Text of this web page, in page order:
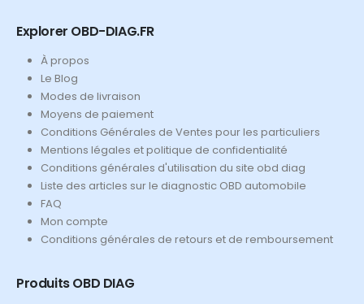
Explorer OBD-DIAG.FR
À propos
Le Blog
Modes de livraison
Moyens de paiement
Conditions Générales de Ventes pour les particuliers
Mentions légales et politique de confidentialité
Conditions générales d'utilisation du site obd diag
Liste des articles sur le diagnostic OBD automobile
FAQ
Mon compte
Conditions générales de retours et de remboursement
Produits OBD DIAG